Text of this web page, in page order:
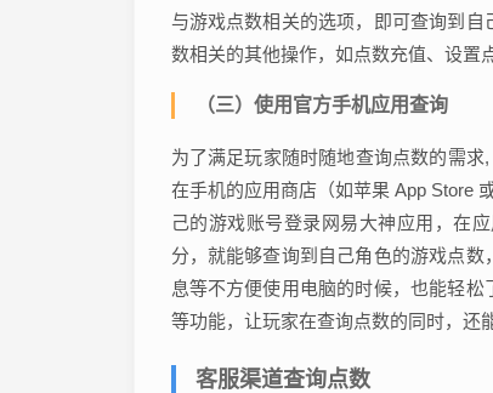
与游戏点数相关的选项，即可查询到
数相关的其他操作，如点数充值、设置
（三）使用官方手机应用查询
为了满足玩家随时随地查询点数的需求
在手机的应用商店（如苹果 App Store
己的游戏账号登录网易大神应用，在
分，就能够查询到自己角色的游戏点
息等不方便使用电脑的时候，也能轻
等功能，让玩家在查询点数的同时，还
客服渠道查询点数